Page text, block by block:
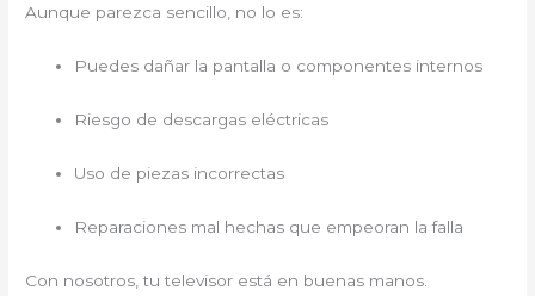
Aunque parezca sencillo, no lo es:
Puedes dañar la pantalla o componentes internos
Riesgo de descargas eléctricas
Uso de piezas incorrectas
Reparaciones mal hechas que empeoran la falla
Con nosotros, tu televisor está en buenas manos.